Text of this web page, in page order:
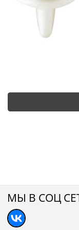
МЫ В СОЦ